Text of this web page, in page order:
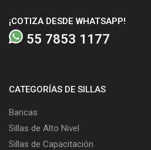
¡COTIZA DESDE WHATSAPP!
55 7853 1177
CATEGORÍAS DE SILLAS
Bancas
Sillas de Alto Nivel
Sillas de Capacitación